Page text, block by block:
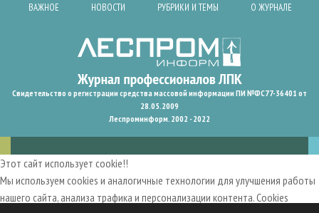
ВАЖНОЕ НОВОСТИ РУБРИКИ И ТЕМЫ О ЖУРНАЛЕ
Свидетельство о регистрации средства массовой информации ПИ №ФС77-36401 от
28.05.2009
Леспроминформ. 2002 - 2022
Этот сайт использует cookie!!
Мы используем cookies и аналогичные технологии для улучшения работы
нашего сайта, анализа трафика и персонализации контента. Cookies